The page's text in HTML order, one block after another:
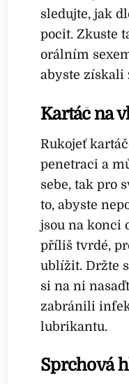
sledujte, jak
pocit. Zkuste
orálním
abyste získali
Kartáč na
Rukojeť
penetraci a
sebe, tak pro
to, abyste
jsou na konci
příliš tvrdé,
ublížit. Držte
si na ni
zabránili
lubrikantu.
Sprchová